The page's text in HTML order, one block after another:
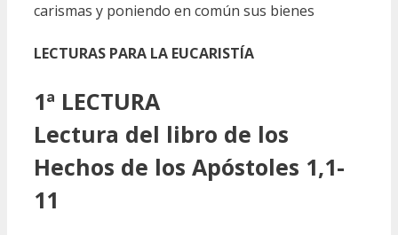
carismas y poniendo en común sus bienes
LECTURAS PARA LA EUCARISTÍA
1ª LECTURA
Lectura del libro de los
Hechos de los Apóstoles 1,1-
11